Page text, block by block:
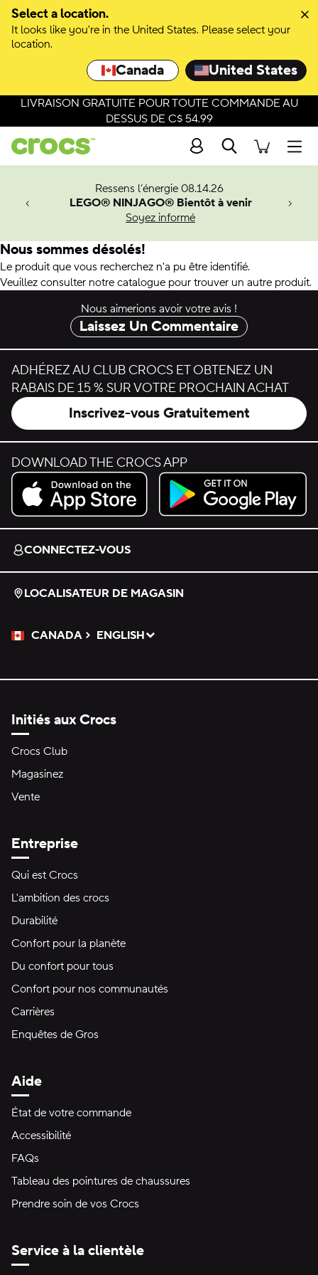
Select a location.
It looks like you're in the United States. Please select your
location.
Canada United States
LIVRAISON GRATUITE POUR TOUTE COMMANDE AU
DESSUS DE C$ 54.99
Recherche
Ressens l’énergie 08.14.26
LEGO® NINJAGO® Bientôt à venir
Soyez informé
Man.
Nous sommes désolés!
Le produit que vous recherchez n'a pu être identifié.
Veuillez consulter notre catalogue pour trouver un autre produit.
Nous aimerions avoir votre avis !
Laissez Un Commentaire
ADHÉREZ AU CLUB CROCS ET OBTENEZ UN
RABAIS DE 15 % SUR VOTRE PROCHAIN ACHAT
Inscrivez-vous Gratuitement
DOWNLOAD THE CROCS APP
Download on the App Store.
Get it on Google Play.
CONNECTEZ-VOUS
LOCALISATEUR DE MAGASIN
CANADA
Veuillez sélectionner une langue
ENGLISH
Sélectionné
Initiés aux Crocs
Crocs Club
Magasinez
Vente
Entreprise
Qui est Crocs
L'ambition des crocs
Durabilité
Confort pour la planète
Du confort pour tous
Confort pour nos communautés
Carrières
Enquêtes de Gros
Aide
État de votre commande
Accessibilité
FAQs
Tableau des pointures de chaussures
Prendre soin de vos Crocs
Service à la clientèle